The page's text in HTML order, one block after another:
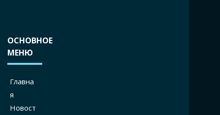
ОСНОВНОЕ
МЕНЮ
Главна
я
Новост